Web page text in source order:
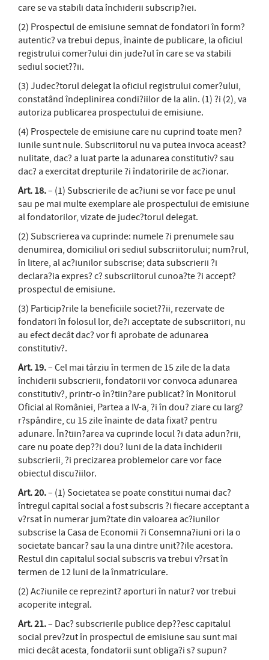
care se va stabili data închiderii subscrip?iei.
(2) Prospectul de emisiune semnat de fondatori în form?
autentic? va trebui depus, înainte de publicare, la oficiul
registrului comer?ului din jude?ul în care se va stabili
sediul societ??ii.
(3) Judec?torul delegat la oficiul registrului comer?ului,
constatând îndeplinirea condi?iilor de la alin. (1) ?i (2), va
autoriza publicarea prospectului de emisiune.
(4) Prospectele de emisiune care nu cuprind toate men?
iunile sunt nule. Subscriitorul nu va putea invoca aceast?
nulitate, dac? a luat parte la adunarea constitutiv? sau
dac? a exercitat drepturile ?i îndatoririle de ac?ionar.
Art. 18.– (1) Subscrierile de ac?iuni se vor face pe unul
sau pe mai multe exemplare ale prospectului de emisiune
al fondatorilor, vizate de judec?torul delegat.
(2) Subscrierea va cuprinde: numele ?i prenumele sau
denumirea, domiciliul ori sediul subscriitorului; num?rul,
în litere, al ac?iunilor subscrise; data subscrierii ?i
declara?ia expres? c? subscriitorul cunoa?te ?i accept?
prospectul de emisiune.
(3) Particip?rile la beneficiile societ??ii, rezervate de
fondatori în folosul lor, de?i acceptate de subscriitori, nu
au efect decât dac? vor fi aprobate de adunarea
constitutiv?.
Art. 19.– Cel mai târziu în termen de 15 zile de la data
închiderii subscrierii, fondatorii vor convoca adunarea
constitutiv?, printr-o în?tiin?are publicat? în Monitorul
Oficial al României, Partea a IV-a, ?i în dou? ziare cu larg?
r?spândire, cu 15 zile înainte de data fixat? pentru
adunare. În?tiin?area va cuprinde locul ?i data adun?rii,
care nu poate dep??i dou? luni de la data închiderii
subscrierii, ?i precizarea problemelor care vor face
obiectul discu?iilor.
Art. 20.– (1) Societatea se poate constitui numai dac?
întregul capital social a fost subscris ?i fiecare acceptant a
v?rsat în numerar jum?tate din valoarea ac?iunilor
subscrise la Casa de Economii ?i Consemna?iuni ori la o
societate bancar? sau la una dintre unit??ile acestora.
Restul din capitalul social subscris va trebui v?rsat în
termen de 12 luni de la înmatriculare.
(2) Ac?iunile ce reprezint? aporturi în natur? vor trebui
acoperite integral.
Art. 21.– Dac? subscrierile publice dep??esc capitalul
social prev?zut în prospectul de emisiune sau sunt mai
mici decât acesta, fondatorii sunt obliga?i s? supun?